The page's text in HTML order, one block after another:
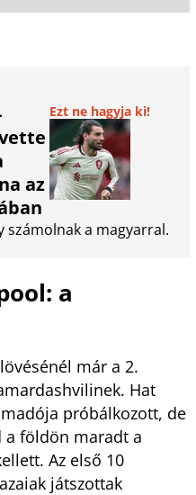
az
Ezt ne hagyja ki!
számolnak a magyarral.
a
már a 2.
Hat
próbálkozott, de
a földön maradt a
Az első 10
játszottak